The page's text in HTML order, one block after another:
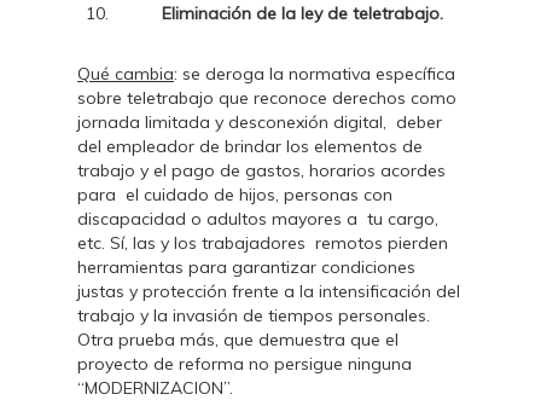
Eliminación de la ley de teletrabajo.
Qué cambia: se deroga la normativa específica
sobre teletrabajo que reconoce derechos como
jornada limitada y desconexión digital, deber
del empleador de brindar los elementos de
trabajo y el pago de gastos, horarios acordes
para el cuidado de hijos, personas con
discapacidad o adultos mayores a tu cargo,
etc. Sí, las y los trabajadores remotos pierden
herramientas para garantizar condiciones
justas y protección frente a la intensificación del
trabajo y la invasión de tiempos personales.
Otra prueba más, que demuestra que el
proyecto de reforma no persigue ninguna
“MODERNIZACION”.